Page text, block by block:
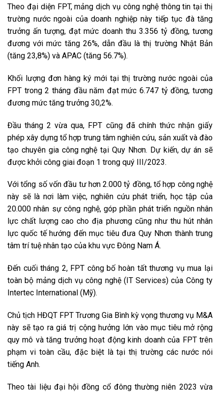
Theo đại diện FPT, mảng dịch vụ công nghệ thông tin tại thị
trường nước ngoài của doanh nghiệp này tiếp tục đà tăng
trưởng ấn tượng, đạt mức doanh thu 3.356 tỷ đồng, tương
đương với mức tăng 26%, dẫn đầu là thị trường Nhật Bản
(tăng 23,8%) và APAC (tăng 56.7%).
Khối lượng đơn hàng ký mới tại thị trường nước ngoài của
FPT trong 2 tháng đầu năm đạt mức 6.747 tỷ đồng, tương
đương mức tăng trưởng 30,2%.
Đầu tháng 2 vừa qua, FPT cũng đã chính thức nhận giấy
phép xây dựng tổ hợp trung tâm nghiên cứu, sản xuất và đào
tạo chuyên gia công nghệ tại Quy Nhơn. Dự kiến, dự án sẽ
được khởi công giai đoạn 1 trong quý III/2023.
Với tổng số vốn đầu tư hơn 2.000 tỷ đồng, tổ hợp công nghệ
này sẽ là nơi làm việc, nghiên cứu phát triển, học tập của
20.000 nhân sự công nghệ, góp phần phát triển nguồn nhân
lực chất lượng cao cho địa phương cũng như thu hút nhân
lực quốc tế hướng đến mục tiêu đưa Quy Nhơn thành trung
tâm trí tuệ nhân tạo của khu vực Đông Nam Á.
Đến cuối tháng 2, FPT công bố hoàn tất thương vụ mua lại
toàn bộ mảng dịch vụ công nghệ (IT Services) của Công ty
Intertec International (Mỹ).
Chủ tịch HĐQT FPT Trương Gia Bình kỳ vọng thương vụ M&A
này sẽ tạo ra giá trị cộng hưởng lớn vào mục tiêu mở rộng
quy mô và tăng trưởng hoạt động kinh doanh của FPT trên
phạm vi toàn cầu, đặc biệt là tại thị trường các nước nói
tiếng Anh.
Theo tài liệu đại hội đồng cổ đông thường niên 2023 vừa